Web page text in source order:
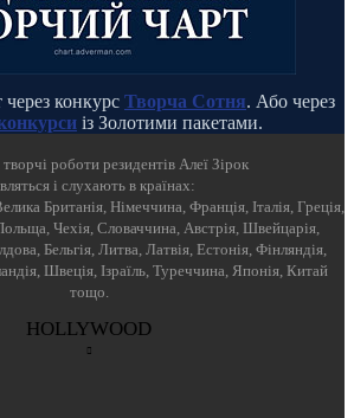
конкурс Творча Сотня. Або через
із Золотими пакетами.
творчі роботи резидентів Алеї Зірок
і слухають в країнах:
Британія, Німеччина, Франція, Італія, Греція,
Чехія, Словаччина, Австрія, Швейцарія,
Бельгія, Литва, Латвія, Естонія, Фінляндія,
Швеція, Ізраїль, Туреччина, Японія, Китай
тощо.
HOLLYWOOD